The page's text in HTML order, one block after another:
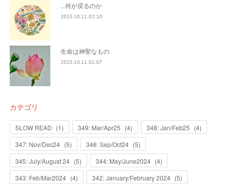
...何が戻るのか
2025.10.11 02:10
生命は神聖なもの
2025.10.11 02:07
カテゴリ
SLOW READ (1) 349: Mar/Apr25 (4) 348: Jan/Feb25 (4)
347: Nov/Dec24 (5) 346: Sep/Oct24 (5)
345: July/August 24 (5) 344: May/June2024 (4)
343: Feb/Mar2024 (4) 342: January/February 2024 (5)